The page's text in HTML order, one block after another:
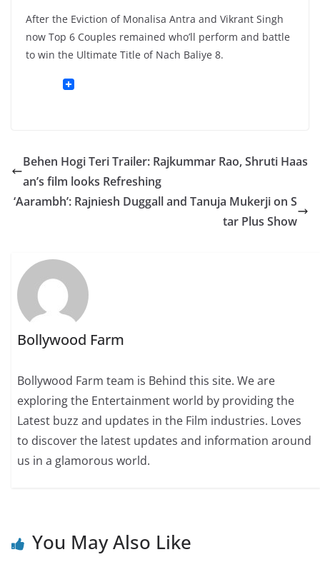
After the Eviction of Monalisa Antra and Vikrant Singh
now Top 6 Couples remained who’ll perform and battle
to win the Ultimate Title of Nach Baliye 8.
Behen Hogi Teri Trailer: Rajkummar Rao, Shruti Haas
an’s film looks Refreshing
‘Aarambh’: Rajniesh Duggall and Tanuja Mukerji on S
tar Plus Show
Bollywood Farm
Bollywood Farm team is Behind this site. We are
exploring the Entertainment world by providing the
Latest buzz and updates in the Film industries. Loves
to discover the latest updates and information around
us in a glamorous world.
You May Also Like